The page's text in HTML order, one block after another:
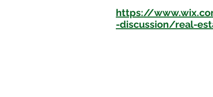
https://
-discussion/real-